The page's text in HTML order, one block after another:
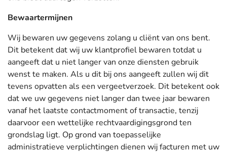
Bewaartermijnen
Wij bewaren uw gegevens zolang u cliënt van ons bent.
Dit betekent dat wij uw klantprofiel bewaren totdat u
aangeeft dat u niet langer van onze diensten gebruik
wenst te maken. Als u dit bij ons aangeeft zullen wij dit
tevens opvatten als een vergeetverzoek. Dit betekent ook
dat we uw gegevens niet langer dan twee jaar bewaren
vanaf het laatste contactmoment of transactie, tenzij
daarvoor een wettelijke rechtvaardigingsgrond ten
grondslag ligt. Op grond van toepasselijke
administratieve verplichtingen dienen wij facturen met uw